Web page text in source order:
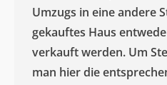
Umzugs in eine andere
gekauftes Haus
verkauft werden. Um
man hier die